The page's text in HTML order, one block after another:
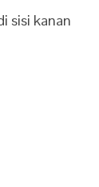
sisi kanan